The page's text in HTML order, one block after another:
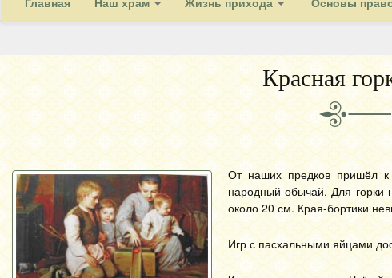
Красная
От наших предков пришёл
народный обычай. Для горки
около 20 см. Края-бортики
Игр с пасхальными яйцами